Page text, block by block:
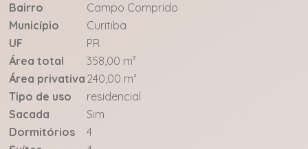
Bairro
Campo Comprido
Município
Curitiba
UF
PR
Área total
358,00 m²
Área privativa 240,00 m²
Tipo de uso
residencial
Sacada
Sim
Dormitórios
4